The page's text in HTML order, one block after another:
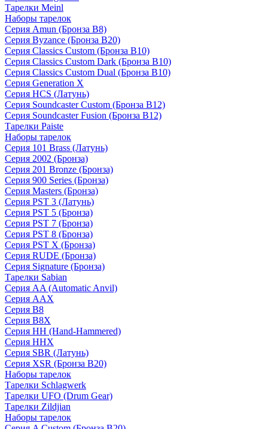
Тарелки Meinl
Наборы тарелок
Серия Amun (Бронза B8)
Серия Byzance (Бронза B20)
Серия Classics Custom (Бронза B10)
Серия Classics Custom Dark (Бронза B10)
Серия Classics Custom Dual (Бронза B10)
Серия Generation X
Серия HCS (Латунь)
Серия Soundcaster Custom (Бронза B12)
Серия Soundcaster Fusion (Бронза B12)
Тарелки Paiste
Наборы тарелок
Серия 101 Brass (Латунь)
Серия 2002 (Бронза)
Серия 201 Bronze (Бронза)
Серия 900 Series (Бронза)
Серия Masters (Бронза)
Серия PST 3 (Латунь)
Серия PST 5 (Бронза)
Серия PST 7 (Бронза)
Серия PST 8 (Бронза)
Серия PST X (Бронза)
Серия RUDE (Бронза)
Серия Signature (Бронза)
Тарелки Sabian
Серия AA (Automatic Anvil)
Серия AAX
Серия B8
Серия B8X
Серия HH (Hand-Hammered)
Серия HHX
Серия SBR (Латунь)
Серия XSR (Бронза B20)
Наборы тарелок
Тарелки Schlagwerk
Тарелки UFO (Drum Gear)
Тарелки Zildjian
Наборы тарелок